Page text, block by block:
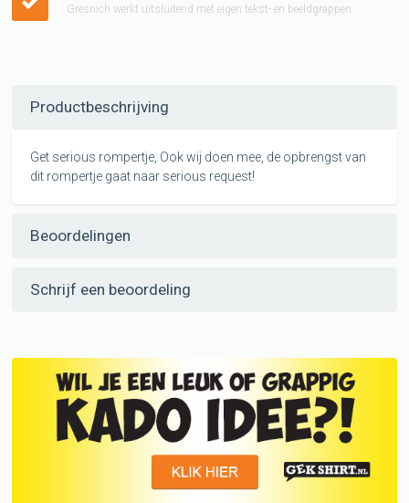
Gresnich werkt uitsluitend met eigen tekst- en beeldgrappen
Productbeschrijving
Get serious rompertje, Ook wij doen mee, de opbrengst van
dit rompertje gaat naar serious request!
Beoordelingen
Schrijf een beoordeling